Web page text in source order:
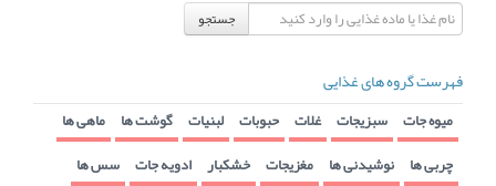
جستجو
فهرست گروه های غذایی
میوه جات سبزیجات غلات حبوبات لبنیات گوشت ها ماهی ها
چربی ها نوشیدنی ها مغزیجات خشکبار ادویه جات سس ها